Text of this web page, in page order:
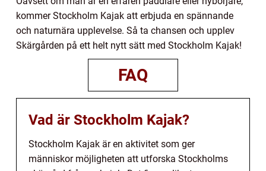
kommer Stockholm Kajak att erbjuda en spännande
och naturnära upplevelse. Så ta chansen och upplev
Skärgården på ett helt nytt sätt med Stockholm Kajak!
FAQ
Vad är Stockholm Kajak?
Stockholm Kajak är en aktivitet som ger
människor möjligheten att utforska Stockholms